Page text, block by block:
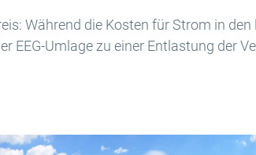
Während die Kosten für Strom in
EEG-Umlage zu einer Entlastung der